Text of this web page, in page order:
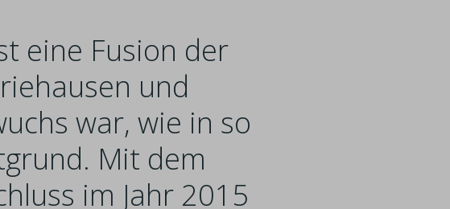
eine Fusion der
und
war, wie in so
Mit dem
im Jahr 2015